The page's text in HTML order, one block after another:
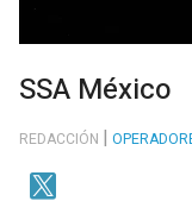
SSA México
REDACCIÓN